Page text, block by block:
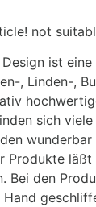
not
ist
, Linden-,
sich
Produkte
Bei den
Hand